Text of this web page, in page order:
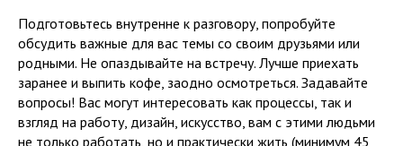
Подготовьтесь внутренне к разговору, попробуйте
обсудить важные для вас темы со своим друзьями или
родными. Не опаздывайте на встречу. Лучше приехать
заранее и выпить кофе, заодно осмотреться. Задавайте
вопросы! Вас могут интересовать как процессы, так и
взгляд на работу, дизайн, искусство, вам с этими людьми
не только работать, но и практически жить (минимум 45